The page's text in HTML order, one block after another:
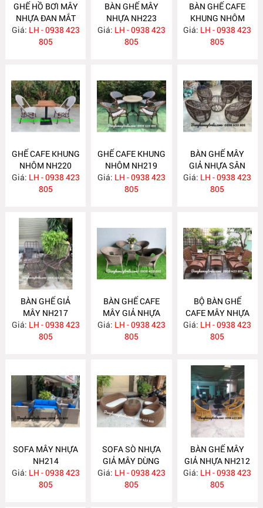
GHẾ HỒ BƠI MÂY
NHỰA ĐAN MẮT
CÁO NH224
Giá: LH - 0938 423
805
BÀN GHẾ MÂY
NHỰA NH223
Giá: LH - 0938 423
805
BÀN GHẾ CAFE
KHUNG NHÔM
NGOÀI TRỜI
NH221
Giá: LH - 0938 423
805
GHẾ CAFE KHUNG
NHÔM NH220
Giá: LH - 0938 423
805
GHẾ CAFE KHUNG
NHÔM NH219
Giá: LH - 0938 423
805
BÀN GHẾ MÂY
GIẢ NHỰA SÂN
VƯỜN NH218
Giá: LH - 0938 423
805
BÀN GHẾ GIẢ
MÂY NH217
Giá: LH - 0938 423
805
BÀN GHẾ CAFE
MÂY GIẢ NHỰA
NH216
Giá: LH - 0938 423
805
BỘ BÀN GHẾ
CAFE MÂY NHỰA
NH215
Giá: LH - 0938 423
805
SOFA MÂY NHỰA
NH214
Giá: LH - 0938 423
805
SOFA SÒ NHỰA
GIẢ MÂY DÙNG
NGOÀI TRỜI
NH213
Giá: LH - 0938 423
805
BÀN GHẾ MÂY
GIẢ NHỰA NH212
Giá: LH - 0938 423
805